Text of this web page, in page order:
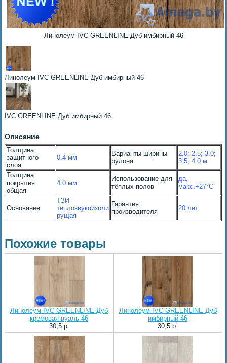
Линолеум IVC GREENLINE Дуб имбирный 46
Линолеум IVC GREENLINE Дуб имбирный 46
IVC GREENLINE Дуб имбирный 46
Описание
Толщина
защитного
слоя
0.4 мм
Варианты ширины
рулона
2.0; 2.5; 3.0;
3.5; 4.0 м
Толщина
покрытия
общая
4.0 мм
Использование для
тёплых полов
да,
макс.+27°С
Основание
ТЗИ-
теплозвукоизоли
рущая
Гарантия
производителя
20 лет
Похожие товары
Линолеум IVC GREENLINE Дуб
кремовая вуаль 46
30,5 p.
Линолеум IVC GREENLINE Дуб
имбирный 46
30,5 p.